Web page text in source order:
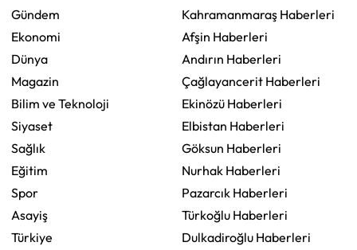
Gündem
Ekonomi
Dünya
Magazin
Bilim ve Teknoloji
Siyaset
Sağlık
Eğitim
Spor
Asayiş
Türkiye
Kahramanmaraş Haberleri
Afşin Haberleri
Andırın Haberleri
Çağlayancerit Haberleri
Ekinözü Haberleri
Elbistan Haberleri
Göksun Haberleri
Nurhak Haberleri
Pazarcık Haberleri
Türkoğlu Haberleri
Dulkadiroğlu Haberleri